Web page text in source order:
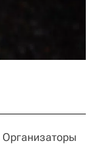
Организаторы